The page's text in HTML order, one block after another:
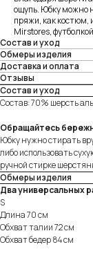
ощупь. Юбку можно
пряжи, как костюм,
Mirstores,
Состав и уход
Обмеры изделия
Доставка и оплата
Отзывы
Состав и уход
Состав: 70% шерсть
Обращайтесь
Юбку нужно стирать
либо использовать
ручной стирке
Обмеры изделия
Два универсальных
S
Длина 70 см
Обхват талии 72 см
Обхват бедер 84 см